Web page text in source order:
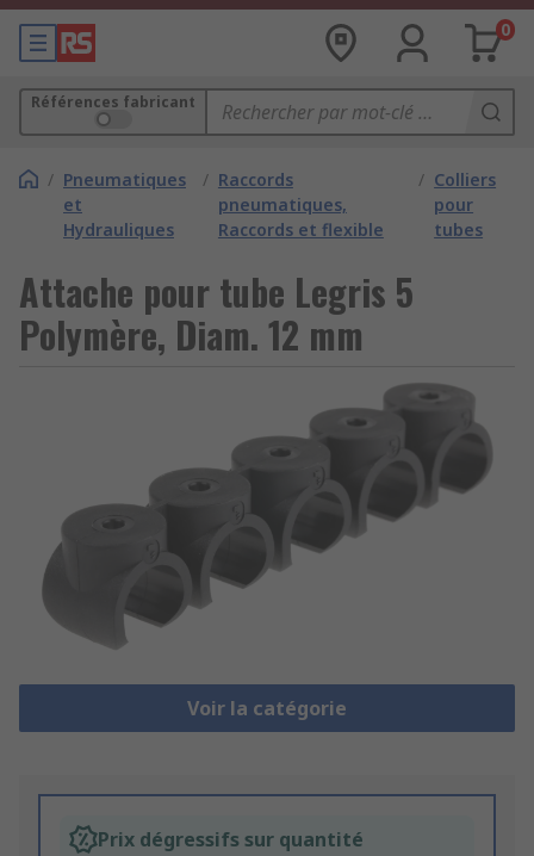
0
Références fabricant
/ Pneumatiques
et
Hydrauliques
/ Raccords
pneumatiques,
Raccords et flexible
/ Colliers
pour
tubes
Attache pour tube Legris 5
Polymère, Diam. 12 mm
Voir la catégorie
Prix dégressifs sur quantité